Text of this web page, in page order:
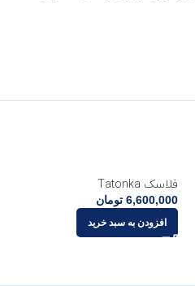
فلاسک Tatonka
6,600,000 تومان
افزودن به سبد خرید